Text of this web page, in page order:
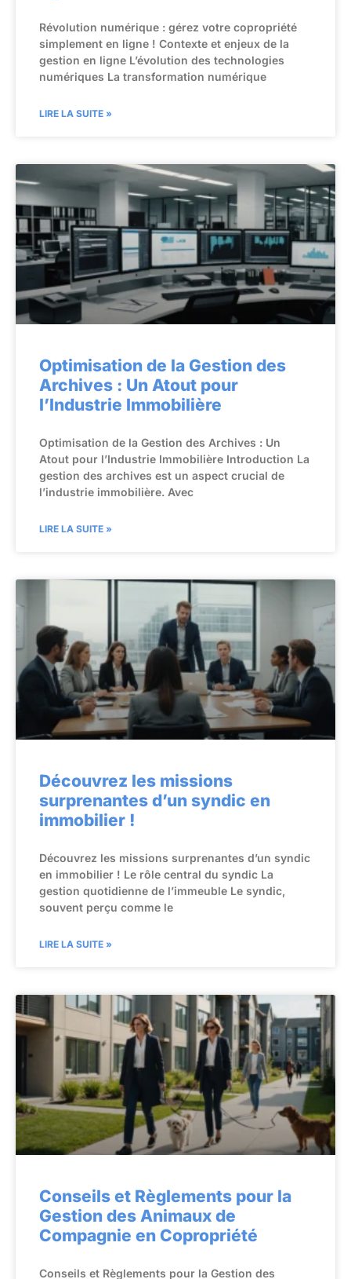
Révolution numérique : gérez votre copropriété
simplement en ligne ! Contexte et enjeux de la
gestion en ligne L’évolution des technologies
numériques La transformation numérique
LIRE LA SUITE »
Optimisation de la Gestion des
Archives : Un Atout pour
l’Industrie Immobilière
Optimisation de la Gestion des Archives : Un
Atout pour l’Industrie Immobilière Introduction La
gestion des archives est un aspect crucial de
l’industrie immobilière. Avec
LIRE LA SUITE »
Découvrez les missions
surprenantes d’un syndic en
immobilier !
Découvrez les missions surprenantes d’un syndic
en immobilier ! Le rôle central du syndic La
gestion quotidienne de l’immeuble Le syndic,
souvent perçu comme le
LIRE LA SUITE »
Conseils et Règlements pour la
Gestion des Animaux de
Compagnie en Copropriété
Conseils et Règlements pour la Gestion des